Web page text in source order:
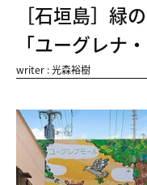
［石垣島］緑
「ユーグレナ
writer : 光森裕樹